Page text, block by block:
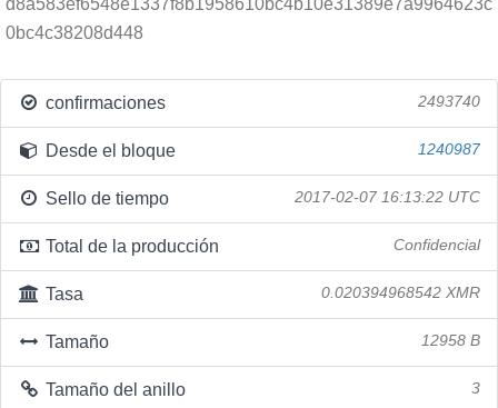
d8a583ef6548e1337f8b1958610bc4b10e31389e7a9964623c
0bc4c38208d448
confirmaciones 2493740
Desde el bloque 1240987
Sello de tiempo 2017-02-07 16:13:22 UTC
Total de la producción Confidencial
Tasa 0.020394968542 XMR
Tamaño 12958 B
Tamaño del anillo 3